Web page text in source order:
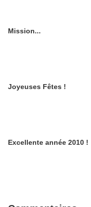
Mission...
Joyeuses Fêtes !
Excellente année 2010 !